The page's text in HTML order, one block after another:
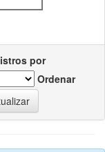
por
Ordenar